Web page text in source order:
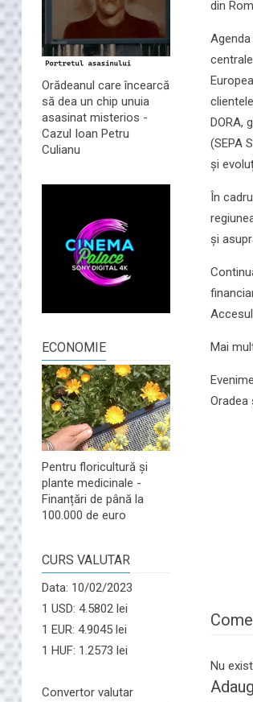
Orădeanul care încearcă
să dea un chip unuia
asasinat misterios -
Cazul Ioan Petru
Culianu
ECONOMIE
Pentru floricultură și
plante medicinale -
Finanțări de până la
100.000 de euro
CURS VALUTAR
Data: 10/02/2023
1 USD: 4.5802 lei
1 EUR: 4.9045 lei
1 HUF: 1.2573 lei
Convertor valutar
din
DORA,
(SEPA
și
În
și
Mai
Oradea
Nu